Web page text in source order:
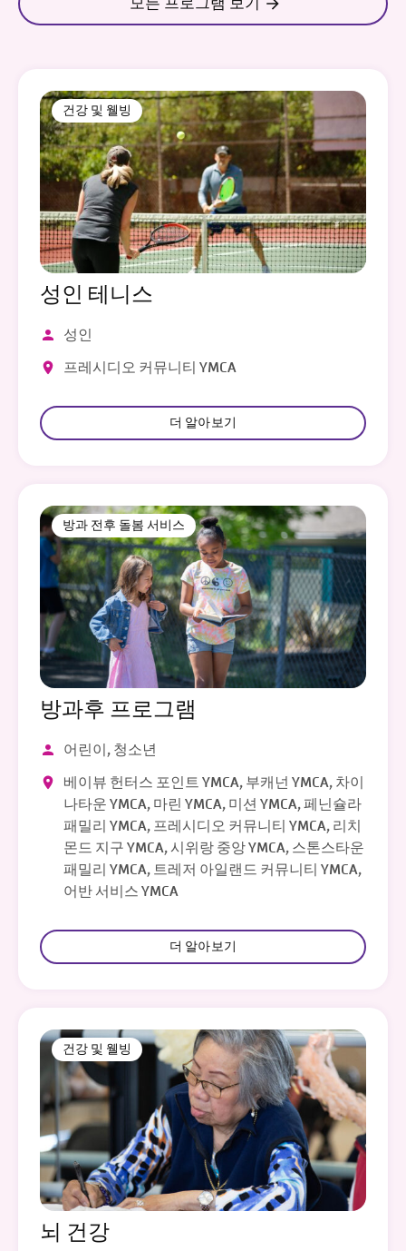
건강 및 웰빙
성인 테니스
성인
프레시디오 커뮤니티 YMCA
더 알아보기
방과 전후 돌봄 서비스
방과후 프로그램
어린이, 청소년
베이뷰 헌터스 포인트 YMCA, 부캐넌 YMCA, 차이
나타운 YMCA, 마린 YMCA, 미션 YMCA, 페닌슐라
패밀리 YMCA, 프레시디오 커뮤니티 YMCA, 리치
몬드 지구 YMCA, 시위랑 중앙 YMCA, 스톤스타운
패밀리 YMCA, 트레저 아일랜드 커뮤니티 YMCA,
어반 서비스 YMCA
더 알아보기
건강 및 웰빙
뇌 건강